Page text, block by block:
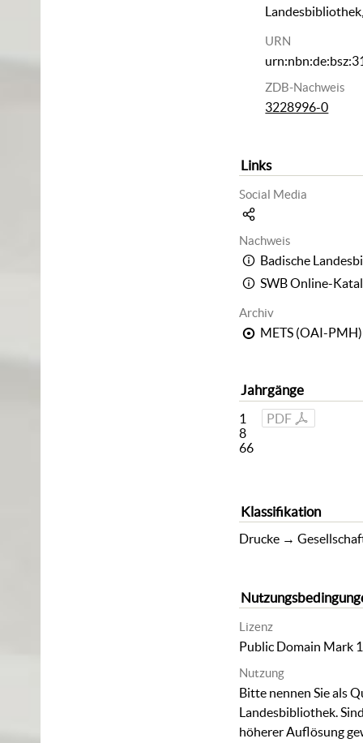
URN
ZDB-Nachweis
3228996-0
Links
Social Media
Nachweis
Badische
SWB Online-
Archiv
METS (OAI-PMH)
Jahrgänge
PDF
1
8
66
Klassifikation
Drucke →
Lizenz
Public Domain Mark
Nutzung
Bitte nennen Sie als
Landesbibliothek.
höherer Auflösung